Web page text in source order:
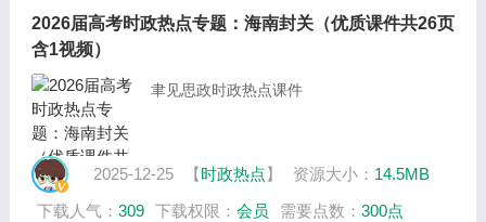
2026届高考时政热点专题：海南封关（优质课件共26页
含1视频）
聿见思政时政热点课件
2025-12-25 【时政热点】 资源大小： 14.5MB
下载人气： 309 下载权限： 会员 需要点数： 300点